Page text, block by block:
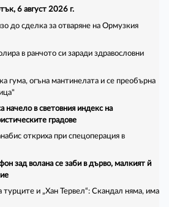
6 август 2026 г.
до сделка за отваряне на Ормузкия
в ранчото си заради здравословни
гума, огъна мантинелата и се преобърна
в световния индекс на
градове
откриха при спецоперация в
зад волана се заби в дърво, малкият й
турците и „Хан Тервел“: Скандал няма, има